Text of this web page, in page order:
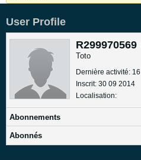
User Profile
R299970569
Toto
Dernière activité:
Inscrit: 30 09 2014
Localisation:
Abonnements
Abonnés